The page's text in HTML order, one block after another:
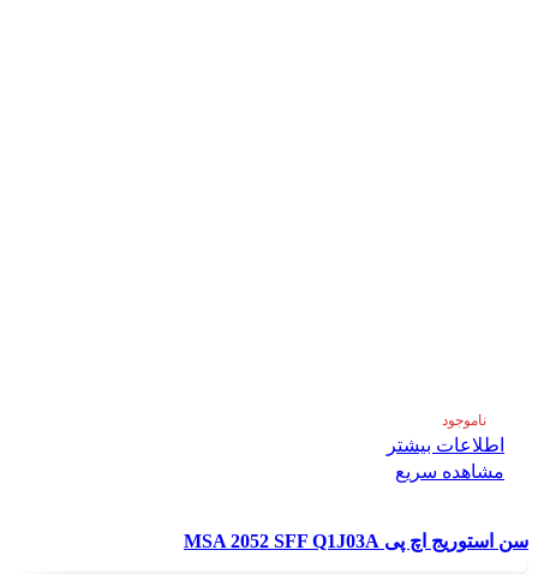
ناموجود
اطلاعات بیشتر
مشاهده سریع
سن استوریج اچ پی MSA 2052 SFF Q1J03A